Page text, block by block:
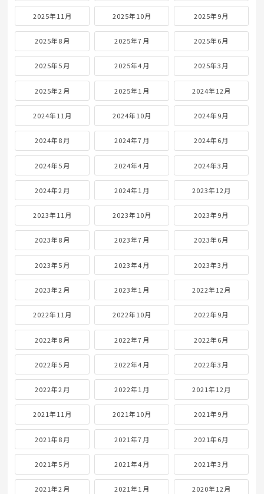
2025年11月 2025年10月 2025年9月
2025年8月 2025年7月 2025年6月
2025年5月 2025年4月 2025年3月
2025年2月 2025年1月 2024年12月
2024年11月 2024年10月 2024年9月
2024年8月 2024年7月 2024年6月
2024年5月 2024年4月 2024年3月
2024年2月 2024年1月 2023年12月
2023年11月 2023年10月 2023年9月
2023年8月 2023年7月 2023年6月
2023年5月 2023年4月 2023年3月
2023年2月 2023年1月 2022年12月
2022年11月 2022年10月 2022年9月
2022年8月 2022年7月 2022年6月
2022年5月 2022年4月 2022年3月
2022年2月 2022年1月 2021年12月
2021年11月 2021年10月 2021年9月
2021年8月 2021年7月 2021年6月
2021年5月 2021年4月 2021年3月
2021年2月 2021年1月 2020年12月